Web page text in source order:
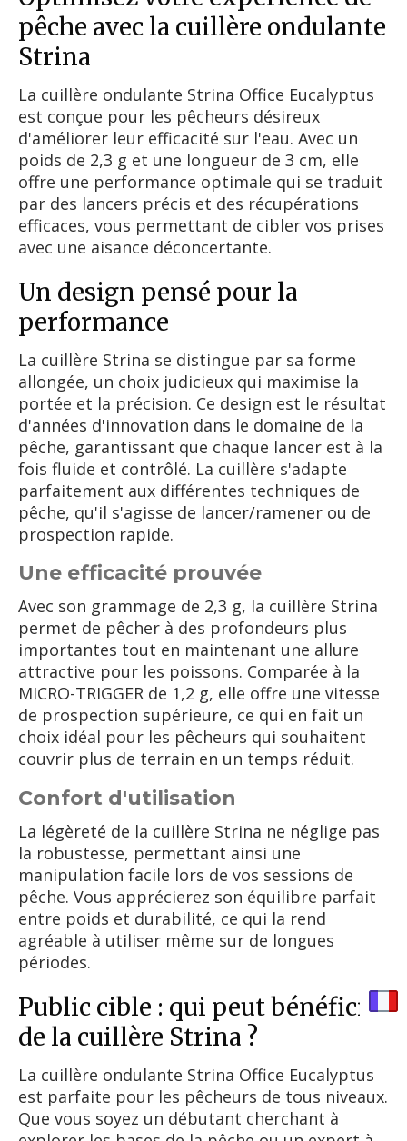
pêche avec la cuillère ondulante
Strina
La cuillère ondulante Strina Office Eucalyptus
est conçue pour les pêcheurs désireux
d'améliorer leur efficacité sur l'eau. Avec un
poids de 2,3 g et une longueur de 3 cm, elle
offre une performance optimale qui se traduit
par des lancers précis et des récupérations
efficaces, vous permettant de cibler vos prises
avec une aisance déconcertante.
Un design pensé pour la
performance
La cuillère Strina se distingue par sa forme
allongée, un choix judicieux qui maximise la
portée et la précision. Ce design est le résultat
d'années d'innovation dans le domaine de la
pêche, garantissant que chaque lancer est à la
fois fluide et contrôlé. La cuillère s'adapte
parfaitement aux différentes techniques de
pêche, qu'il s'agisse de lancer/ramener ou de
prospection rapide.
Une efficacité prouvée
Avec son grammage de 2,3 g, la cuillère Strina
permet de pêcher à des profondeurs plus
importantes tout en maintenant une allure
attractive pour les poissons. Comparée à la
MICRO-TRIGGER de 1,2 g, elle offre une vitesse
de prospection supérieure, ce qui en fait un
choix idéal pour les pêcheurs qui souhaitent
couvrir plus de terrain en un temps réduit.
Confort d'utilisation
La légèreté de la cuillère Strina ne néglige pas
la robustesse, permettant ainsi une
manipulation facile lors de vos sessions de
pêche. Vous apprécierez son équilibre parfait
entre poids et durabilité, ce qui la rend
agréable à utiliser même sur de longues
périodes.
Public cible : qui peut bénéficier
de la cuillère Strina ?
La cuillère ondulante Strina Office Eucalyptus
est parfaite pour les pêcheurs de tous niveaux.
Que vous soyez un débutant cherchant à